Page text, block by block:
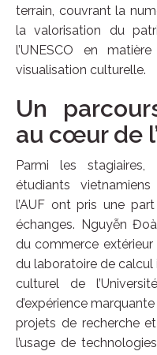
terrain, couvrant la
la valorisation du
l’UNESCO en
visualisation culturelle.
Un
au cœur de
Parmi les
étudiants
l’AUF ont pris une
échanges. Nguyễn
du commerce
du laboratoire de
culturel de
d’expérience
projets de recherche
l’usage de